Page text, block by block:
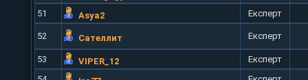
51
Asya2 Експерт
52 Сателлит Експерт
53 VIPER_12
Експерт